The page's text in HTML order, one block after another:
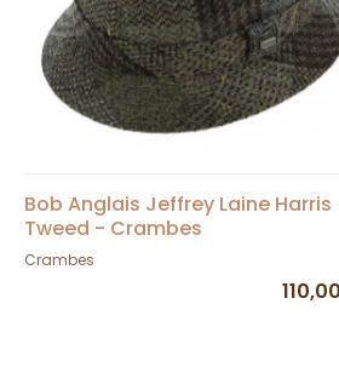
Bob Anglais Jeffrey Laine Harris
Tweed - Crambes
Crambes